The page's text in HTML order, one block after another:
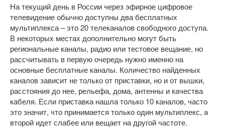
На текущий день в России через эфирное цифровое
телевидение обычно доступны два бесплатных
мультиплекса – это 20 телеканалов свободного доступа.
В некоторых местах дополнительно могут быть
региональные каналы, радио или тестовое вещание, но
рассчитывать в первую очередь нужно именно на
основные бесплатные каналы. Количество найденных
каналов зависит не только от приставки, но и от вышки,
расстояния до нее, рельефа, дома, антенны и качества
кабеля. Если приставка нашла только 10 каналов, часто
это значит, что принимается только один мультиплекс, а
второй идет слабее или вещает на другой частоте.